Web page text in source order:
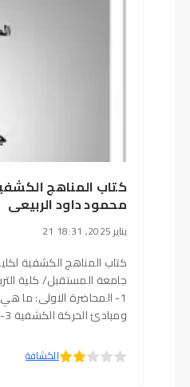
كتاب المناهج
محمود داود الربيعى
21 يناير 2025, 18:31
كتاب المناهج الكشفية
جامعة المستقبل/ كلية
ومبادئ الحركة الكشفية 3- المحاضرة الثالثة: المبادئ
الكشافة